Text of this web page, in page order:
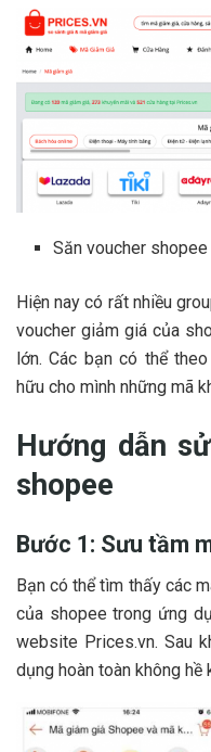
Săn voucher
Hiện nay có rất nhiều
voucher giảm giá của
lớn. Các bạn có thể
hữu cho mình những mã
Hướng dẫn
shopee
Bước 1: Sưu tầm
Bạn có thể tìm thấy các
của shopee trong ứng
website Prices.vn. Sau
dụng hoàn toàn không hề